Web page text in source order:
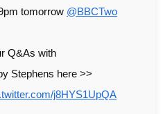
tomorrow @BBCTwo
Q&As with
Stephens here >>
j8HYS1UpQA